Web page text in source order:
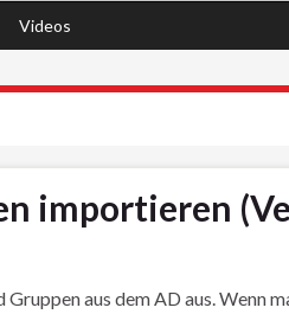
Videos
importieren
aus dem AD aus. Wenn